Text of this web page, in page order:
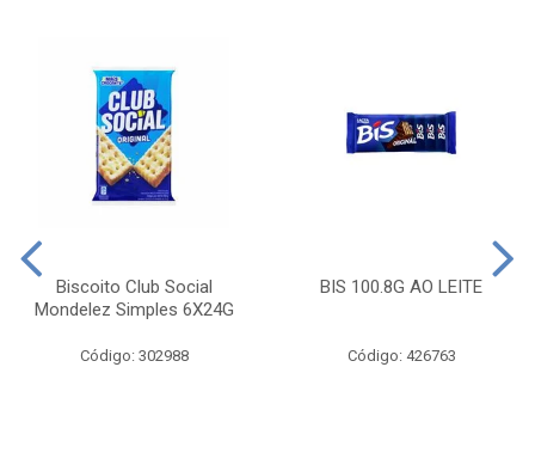
Biscoito Club Social
Mondelez Simples 6X24G
Código: 302988
BIS 100.8G AO LEITE
Código: 426763